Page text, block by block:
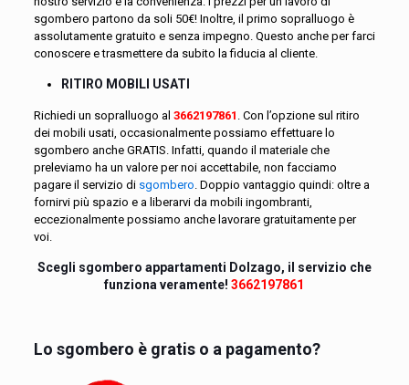
sgombero partono da soli 50€! Inoltre, il primo sopralluogo è
assolutamente gratuito e senza impegno. Questo anche per farci
conoscere e trasmettere da subito la fiducia al cliente.
RITIRO MOBILI USATI
Richiedi un sopralluogo al 3662197861 . Con l’opzione sul ritiro
dei mobili usati, occasionalmente possiamo effettuare lo
sgombero anche GRATIS. Infatti, quando il materiale che
preleviamo ha un valore per noi accettabile, non facciamo
pagare il servizio di sgombero . Doppio vantaggio quindi: oltre a
fornirvi più spazio e a liberarvi da mobili ingombranti,
eccezionalmente possiamo anche lavorare gratuitamente per
voi.
Scegli sgombero appartamenti Dolzago, il servizio che
funziona veramente!3662197861
Lo sgombero è gratis o a pagamento?